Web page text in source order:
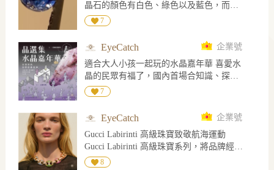
晶石的顏色有白色、綠色以及藍色，而藍
晶石是屬於強二色性寶石，在倫敦二色鏡
7
EyeCatch
企業號
適合大人小孩一起玩的水晶嘉年華 喜愛水
晶的民眾有福了，國內首場合知識、探索
與挖礦體驗的夏日限定「水晶嘉年華，將
場。 主辦單打破傳統水晶展覽僅有收藏的
單一形式，更策畫了讓民眾親手發掘、實
際觀察、專業導覽與交流分享，將整座肯
納莊園化身為礦物愛好者的樂園，無論是
第一次接觸水晶的新朋友，大人還是小
7
EyeCatch
企業號
Gucci Labirinti 高級珠寶致敬航海運動
Gucci Labirinti 高級珠寶系列，將品牌經典
符碼帶入更華麗的珠寶語境。其中 Marina
8